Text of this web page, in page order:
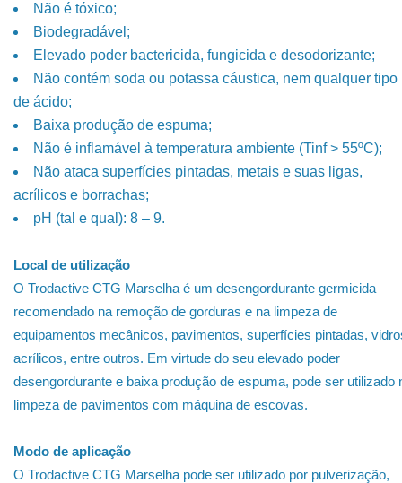
Não é tóxico;
Biodegradável;
Elevado poder bactericida, fungicida e desodorizante;
Não contém soda ou potassa cáustica, nem qualquer tipo
de ácido;
Baixa produção de espuma;
Não é inflamável à temperatura ambiente (Tinf > 55ºC);
Não ataca superfícies pintadas, metais e suas ligas,
acrílicos e borrachas;
pH (tal e qual): 8 – 9.
Local de utilização
O Trodactive CTG Marselha é um desengordurante germicida
recomendado na remoção de gorduras e na limpeza de
equipamentos mecânicos, pavimentos, superfícies pintadas,
acrílicos, entre outros. Em virtude do seu elevado poder
desengordurante e baixa produção de espuma, pode ser utilizado
limpeza de pavimentos com máquina de escovas.
Modo de aplicação
O Trodactive CTG Marselha pode ser utilizado por pulverização,